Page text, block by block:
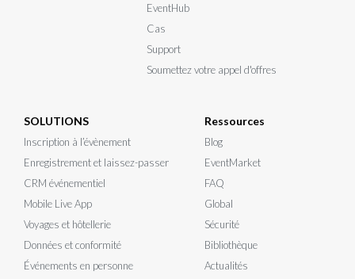
EventHub
Cas
Support
Soumettez votre appel d'offres
SOLUTIONS
Inscription à l’évènement
Enregistrement et laissez-passer
CRM événementiel
Mobile Live App
Voyages et hôtellerie
Données et conformité
Événements en personne
Ressources
Blog
EventMarket
FAQ
Global
Sécurité
Bibliothèque
Actualités